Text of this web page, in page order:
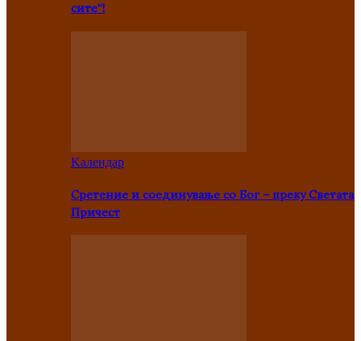
сите“!
Kалендар
Сретение и соединување со Бог – преку Светата
Причест